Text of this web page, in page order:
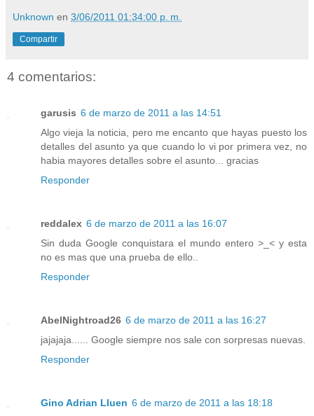
Unknown en 3/06/2011 01:34:00 p. m.
Compartir
4 comentarios:
garusis 6 de marzo de 2011 a las 14:51
Algo vieja la noticia, pero me encanto que hayas puesto los
detalles del asunto ya que cuando lo vi por primera vez, no
habia mayores detalles sobre el asunto... gracias
Responder
reddalex 6 de marzo de 2011 a las 16:07
Sin duda Google conquistara el mundo entero >_< y esta
no es mas que una prueba de ello..
Responder
AbelNightroad26 6 de marzo de 2011 a las 16:27
jajajaja...... Google siempre nos sale con sorpresas nuevas.
Responder
Gino Adrian Lluen 6 de marzo de 2011 a las 18:18